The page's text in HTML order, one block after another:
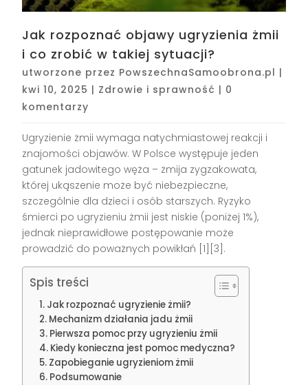
Jak rozpoznać objawy ugryzienia żmii
i co zrobić w takiej sytuacji?
utworzone przez PowszechnaSamoobrona.pl |
kwi 10, 2025 | Zdrowie i sprawność | 0
komentarzy
Ugryzienie żmii wymaga natychmiastowej reakcji i
znajomości objawów. W Polsce występuje jeden
gatunek jadowitego węża – żmija zygzakowata,
której ukąszenie może być niebezpieczne,
szczególnie dla dzieci i osób starszych. Ryzyko
śmierci po ugryzieniu żmii jest niskie (poniżej 1%),
jednak nieprawidłowe postępowanie może
prowadzić do poważnych powikłań [1][3].
Spis treści
Jak rozpoznać ugryzienie żmii?
Mechanizm działania jadu żmii
Pierwsza pomoc przy ugryzieniu żmii
Kiedy konieczna jest pomoc medyczna?
Zapobieganie ugryzieniom żmii
Podsumowanie